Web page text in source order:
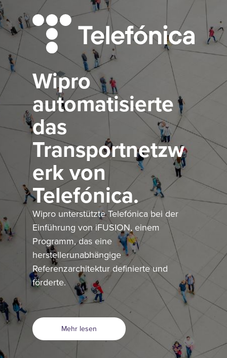
Wipro
automatisierte
das
Transportnetzw
erk von
Telefónica.
Wipro unterstützte Telefónica bei der
Einführung von iFUSION, einem
Programm, das eine
herstellerunabhängige
Referenzarchitektur definierte und
förderte.
Mehr lesen